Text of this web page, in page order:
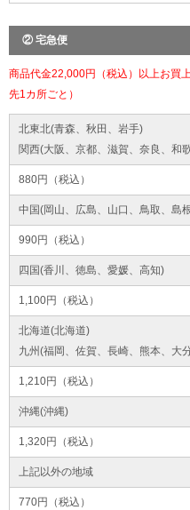
② 宅急便
商品代金22,000円（税込）以上お買
先1カ所ごと）
北東北(青森、秋田、岩手)
関西(大阪、京都、滋賀、奈良、和
880円（税込）
中国(岡山、広島、山口、鳥取、島
990円（税込）
四国(香川、徳島、愛媛、高知)
1,100円（税込）
北海道(北海道)
九州(福岡、佐賀、長崎、熊本、大
1,210円（税込）
沖縄(沖縄)
1,320円（税込）
上記以外の地域
770円（税込）